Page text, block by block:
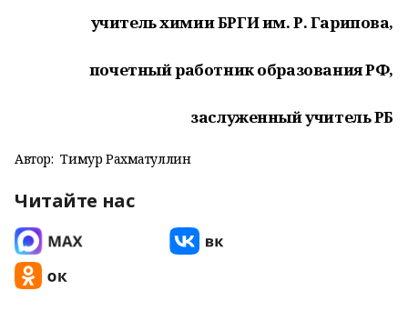
учитель химии БРГИ им. Р. Гарипова,
почетный работник образования РФ,
заслуженный учитель РБ
Автор: Тимур Рахматуллин
Читайте нас